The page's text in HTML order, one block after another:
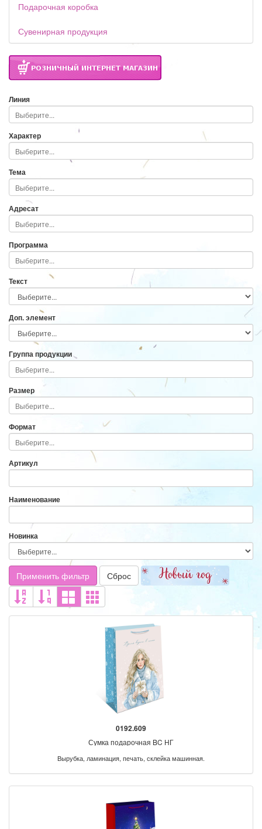
Подарочная коробка
Сувенирная продукция
Линия
Характер
Тема
Адресат
Программа
Текст
Доп. элемент
Группа продукции
Размер
Формат
Артикул
Наименование
Новинка
Применить фильтр Сброс
0192.609
Сумка подарочная BC НГ
Вырубка, ламинация, печать, склейка машинная.